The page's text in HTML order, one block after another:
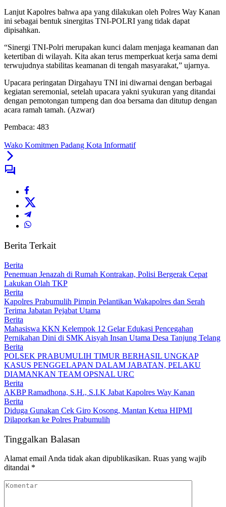
Lanjut Kapolres bahwa apa yang dilakukan oleh Polres Way Kanan
ini sebagai bentuk sinergitas TNI-POLRI yang tidak dapat
dipisahkan.
“Sinergi TNI-Polri merupakan kunci dalam menjaga keamanan dan
ketertiban di wilayah. Kita akan terus memperkuat kerja sama demi
terwujudnya stabilitas keamanan di tengah masyarakat,” ujarnya.
Upacara peringatan Dirgahayu TNI ini diwarnai dengan berbagai
kegiatan seremonial, setelah upacara yakni syukuran yang ditandai
dengan pemotongan tumpeng dan doa bersama dan ditutup dengan
acara ramah tamah. (Azwar)
Pembaca: 483
Wako Komitmen Padang Kota Informatif
Berita Terkait
Berita
Penemuan Jenazah di Rumah Kontrakan, Polisi Bergerak Cepat
Lakukan Olah TKP
Berita
Kapolres Prabumulih Pimpin Pelantikan Wakapolres dan Serah
Terima Jabatan Pejabat Utama
Berita
Mahasiswa KKN Kelempok 12 Gelar Edukasi Pencegahan
Pernikahan Dini di SMK Aisyah Insan Utama Desa Tanjung Telang
Berita
POLSEK PRABUMULIH TIMUR BERHASIL UNGKAP
KASUS PENGGELAPAN DALAM JABATAN, PELAKU
DIAMANKAN TEAM OPSNAL URC
Berita
AKBP Ramadhona, S.H., S.I.K Jabat Kapolres Way Kanan
Berita
Diduga Gunakan Cek Giro Kosong, Mantan Ketua HIPMI
Dilaporkan ke Polres Prabumulih
Tinggalkan Balasan
Alamat email Anda tidak akan dipublikasikan. Ruas yang wajib
ditandai *